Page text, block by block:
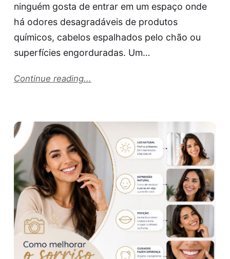
ninguém gosta de entrar em um espaço onde
há odores desagradáveis de produtos
químicos, cabelos espalhados pelo chão ou
superfícies engorduradas. Um…
Continue reading...